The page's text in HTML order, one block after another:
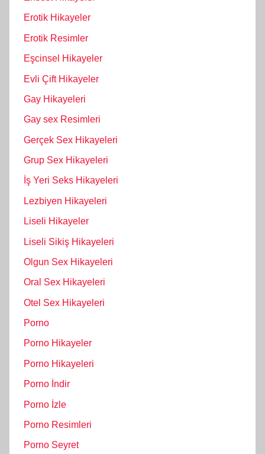
Erotik Hikayeler
Erotik Resimler
Eşcinsel Hikayeler
Evli Çift Hikayeler
Gay Hikayeleri
Gay sex Resimleri
Gerçek Sex Hikayeleri
Grup Sex Hikayeleri
İş Yeri Seks Hikayeleri
Lezbiyen Hikayeleri
Liseli Hikayeler
Liseli Sikiş Hikayeleri
Olgun Sex Hikayeleri
Oral Sex Hikayeleri
Otel Sex Hikayeleri
Porno
Porno Hikayeler
Porno Hikayeleri
Porno İndir
Porno İzle
Porno Resimleri
Porno Seyret